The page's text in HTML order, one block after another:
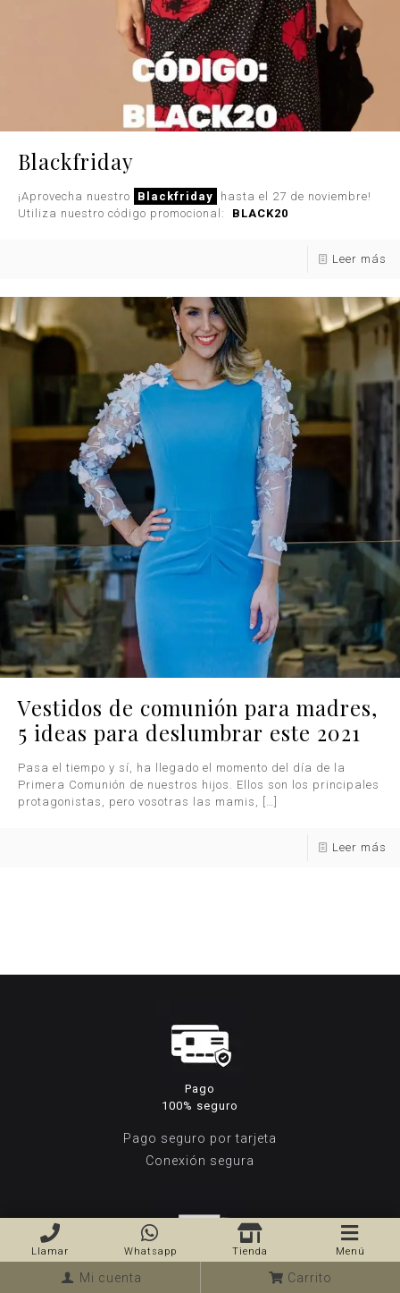
Blackfriday
¡Aprovecha nuestro Blackfriday
hasta el 27 de noviembre!
Utiliza nuestro código promocional:
BLACK20
Leer más
Vestidos de comunión para madres,
5 ideas para deslumbrar este 2021
Pasa el tiempo y sí, ha llegado el momento del día de la
Primera Comunión de nuestros hijos. Ellos son los principales
protagonistas, pero vosotras las mamis,
[…]
Leer más
Pago
100% seguro
Pago seguro por tarjeta
Conexión segura
Llamar Whatsapp Tienda Menú
Mi cuenta Carrito